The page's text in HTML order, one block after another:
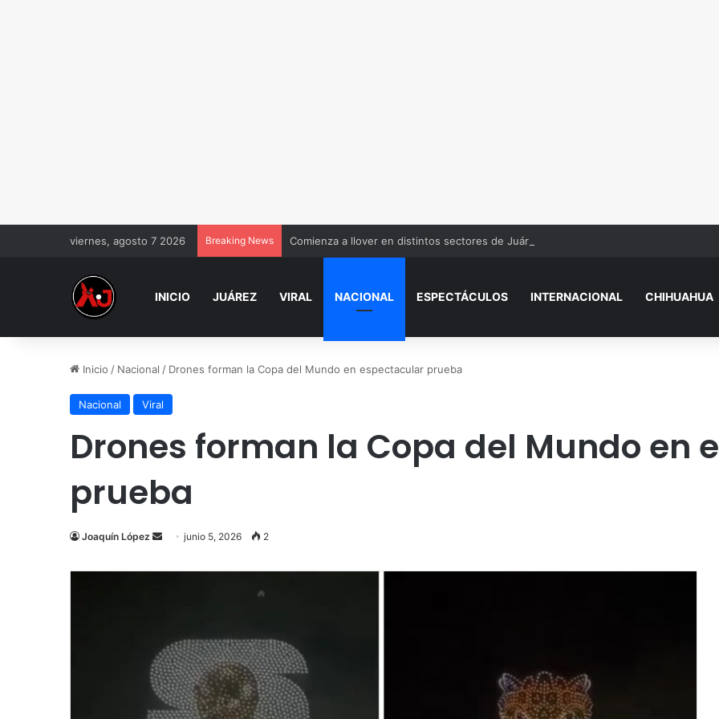
viernes, agosto 7 2026 Breaking News Comienza a llover en distintos sectores de Juárez
INICIO JUÁREZ VIRAL NACIONAL ESPECTÁCULOS INTERNACIONAL CHIHUAHUA
Inicio / Nacional / Drones forman la Copa del Mundo en espectacular prueba
Nacional Viral
Drones forman la Copa del Mundo en
prueba
Joaquín López
Send
email
junio 5, 2026 2